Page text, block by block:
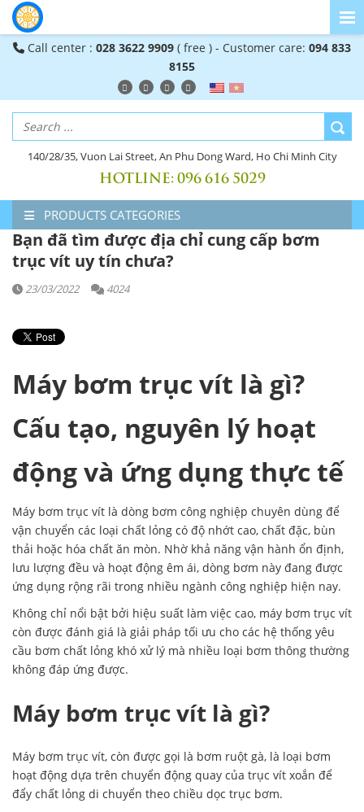
Call center : 028 3622 9909 ( free ) - Customer care: 094 833
8155
140/28/35, Vuon Lai Street, An Phu Dong Ward, Ho Chi Minh City
HOTLINE:096 616 5029
PRODUCTS CATEGORIES
Bạn đã tìm được địa chỉ cung cấp bơm
trục vít uy tín chưa?
23/03/2022 4024
Máy bơm trục vít là gì?
Cấu tạo, nguyên lý hoạt
động và ứng dụng thực tế
Máy bơm trục vít là dòng bơm công nghiệp chuyên dùng để
vận chuyển các loại chất lỏng có độ nhớt cao, chất đặc, bùn
thải hoặc hóa chất ăn mòn. Nhờ khả năng vận hành ổn định,
lưu lượng đều và hoạt động êm ái, dòng bơm này đang được
ứng dụng rộng rãi trong nhiều ngành công nghiệp hiện nay.
Không chỉ nổi bật bởi hiệu suất làm việc cao, máy bơm trục vít
còn được đánh giá là giải pháp tối ưu cho các hệ thống yêu
cầu bơm chất lỏng khó xử lý mà nhiều loại bơm thông thường
không đáp ứng được.
Máy bơm trục vít là gì?
Máy bơm trục vít, còn được gọi là bơm ruột gà, là loại bơm
hoạt động dựa trên chuyển động quay của trục vít xoắn để
đẩy chất lỏng di chuyển theo chiều dọc trục bơm.